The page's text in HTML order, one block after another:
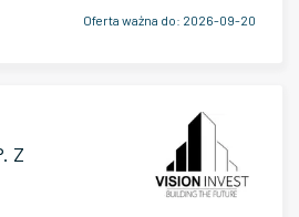
Oferta ważna do: 2026-09-20
Z